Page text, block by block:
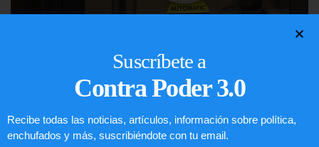
Comunistas no son bienvenidos en
EE.UU.
Suscríbete a
Contra Poder 3.0
Recibe todas las noticias, artículos, información sobre política,
enchufados y más, suscribiéndote con tu email.